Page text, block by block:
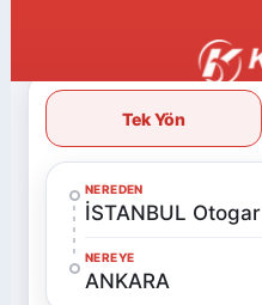
Tek Yön
NEREDEN
İSTANBUL Otogar
NEREYE
ANKARA